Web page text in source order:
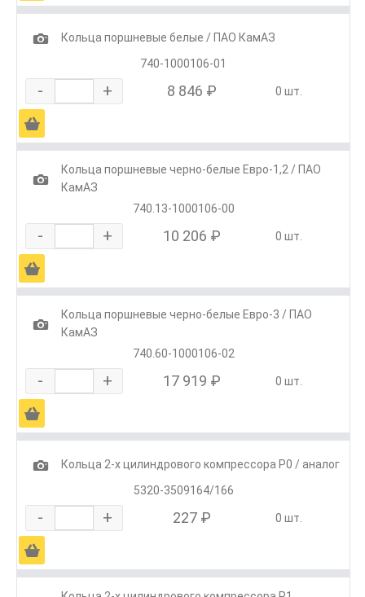
1
Кольца поршневые белые / ПАО КамАЗ
740-1000106-01
- + 8 846 ₽ 0 шт.
Ä
1
Кольца поршневые черно-белые Евро-1,2 / ПАО
КамАЗ
740.13-1000106-00
- + 10 206 ₽ 0 шт.
Ä
1
Кольца поршневые черно-белые Евро-3 / ПАО
КамАЗ
740.60-1000106-02
- + 17 919 ₽ 0 шт.
Ä
1
Кольца 2-х цилиндрового компрессора Р0 / аналог
5320-3509164/166
- + 227 ₽ 0 шт.
Ä